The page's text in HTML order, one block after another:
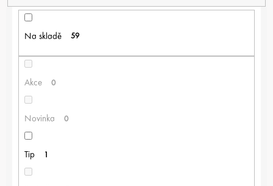
Í
Na skladě 59
Akce 0
Novinka 0
Tip